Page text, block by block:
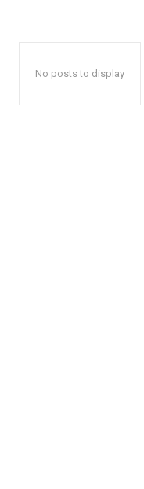
No posts to display